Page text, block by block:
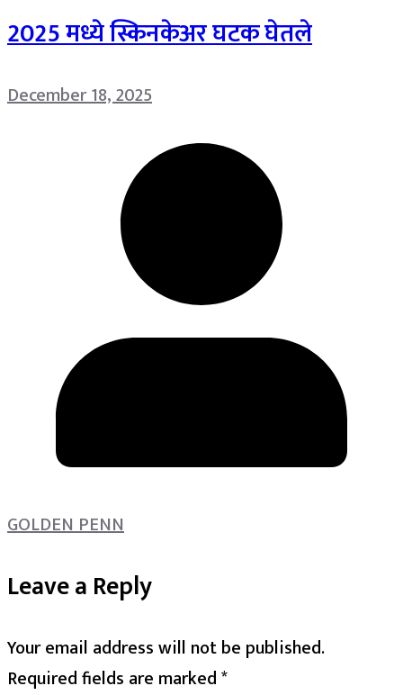
2025 मध्ये स्किनकेअर घटक घेतले
December 18, 2025
GOLDEN PENN
Leave a Reply
Your email address will not be published.
Required fields are marked*